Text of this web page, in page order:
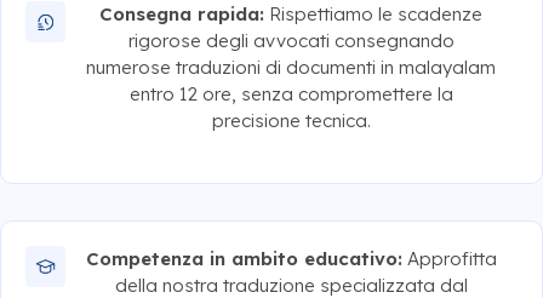
Consegna rapida: Rispettiamo le scadenze
rigorose degli avvocati consegnando
numerose traduzioni di documenti in malayalam
entro 12 ore, senza compromettere la
precisione tecnica.
Competenza in ambito educativo: Approfitta
della nostra traduzione specializzata dal